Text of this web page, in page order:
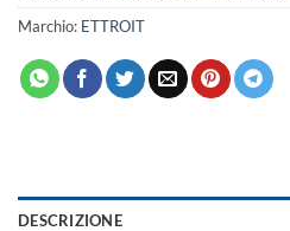
Marchio: ETTROIT
DESCRIZIONE